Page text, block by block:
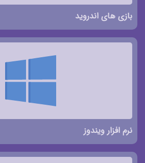
بازی های اندروید
نرم افزار ویندوز